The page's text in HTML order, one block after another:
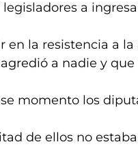
a
en la resistencia a
a nadie y que
momento los
de ellos no